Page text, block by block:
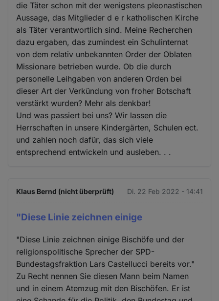
die Täter schon mit der wenigstens pleonastischen
Aussage, das Mitglieder d e r katholischen Kirche
als Täter verantwortlich sind. Meine Recherchen
dazu ergaben, das zumindest ein Schulinternat
von dem relativ unbekannten Order der Oblaten
Missionare betrieben wurde. Ob die durch
personelle Leihgaben von anderen Orden bei
dieser Art der Verkündung von froher Botschaft
verstärkt wurden? Mehr als denkbar!
Und was passiert bei uns? Wir lassen die
Herrschaften in unsere Kindergärten, Schulen ect.
und zahlen noch dafür, das sich viele
entsprechend entwickeln und ausleben. . .
Klaus Bernd (nicht überprüft) Di. 22 Feb 2022 - 14:41
"Diese Linie zeichnen einige
"Diese Linie zeichnen einige Bischöfe und der
religionspolitische Sprecher der SPD-
Bundestagsfraktion Lars Castellucci bereits vor."
Zu Recht nennen Sie diesen Mann beim Namen
und in einem Atemzug mit den Bischöfen. Er ist